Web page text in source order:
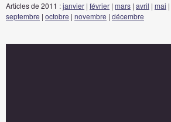
Articles de 2011 :janvier | février | mars | avril | mai |
septembre | octobre | novembre | décembre